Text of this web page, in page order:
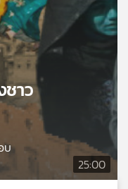
25:00
าว
บ